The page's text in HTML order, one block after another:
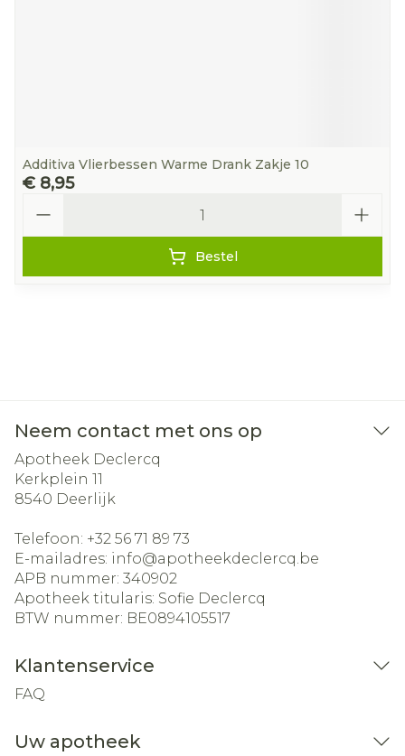
Additiva Vlierbessen Warme Drank Zakje 10
€ 8,95
Bestel
Neem contact met ons op
Apotheek Declercq
Kerkplein 11
8540 Deerlijk
Telefoon: +32 56 71 89 73
E-mailadres: info@apotheekdeclercq.be
APB nummer: 340902
Apotheek titularis: Sofie Declercq
BTW nummer: BE0894105517
Klantenservice
FAQ
Uw apotheek